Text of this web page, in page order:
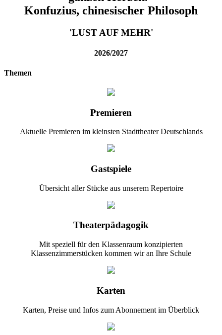
Konfuzius, chinesischer Philosoph
'LUST AUF MEHR'
2026/2027
Themen
Premieren
Aktuelle Premieren im kleinsten Stadttheater Deutschlands
Gastspiele
Übersicht aller Stücke aus unserem Repertoire
Theaterpädagogik
Mit speziell für den Klassenraum konzipierten
Klassenzimmerstücken kommen wir an Ihre Schule
Karten
Karten, Preise und Infos zum Abonnement im Überblick